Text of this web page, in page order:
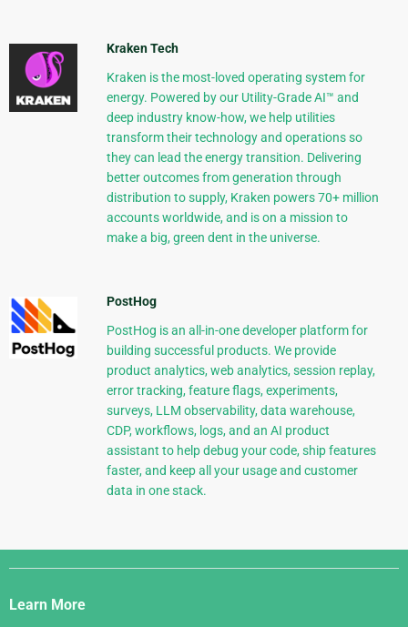
Kraken Tech
Kraken is the most-loved operating system for
energy. Powered by our Utility-Grade AI™ and
deep industry know-how, we help utilities
transform their technology and operations so
they can lead the energy transition. Delivering
better outcomes from generation through
distribution to supply, Kraken powers 70+ million
accounts worldwide, and is on a mission to
make a big, green dent in the universe.
PostHog
PostHog is an all-in-one developer platform for
building successful products. We provide
product analytics, web analytics, session replay,
error tracking, feature flags, experiments,
surveys, LLM observability, data warehouse,
CDP, workflows, logs, and an AI product
assistant to help debug your code, ship features
faster, and keep all your usage and customer
data in one stack.
Django
Links
Learn More